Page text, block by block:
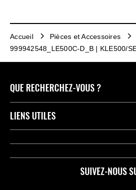
Accueil Pièces et Accessoires
999942548_LE500C-D_B | KLE500/
SUIVEZ-NOUS
QUE RECHERCHEZ-VOUS ?
Motos
Compétition
LIENS UTILES
Press